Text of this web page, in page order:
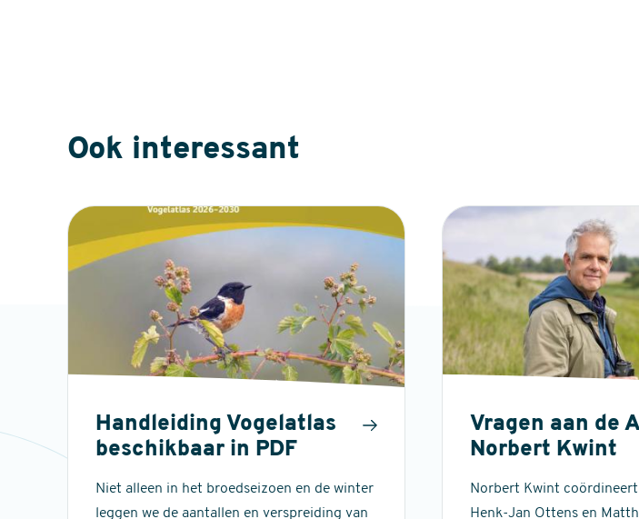
Ook interessant
Handleiding Vogelatlas
beschikbaar in PDF
Niet alleen in het broedseizoen en de winter
leggen we de aantallen en verspreiding van
Vragen aan de
Norbert Kwint
Norbert Kwint coördineert
Henk-Jan Ottens en